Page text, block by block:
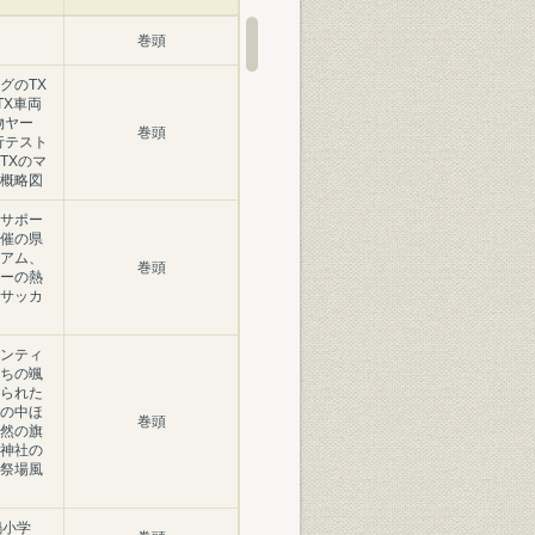
巻頭
のTX
車両
ヤー
スト
のマ
略図
巻頭
ポー
の県
ム、
の熱
ッカ
巻頭
ティ
の颯
れた
中ほ
の旗
社の
場風
巻頭
学